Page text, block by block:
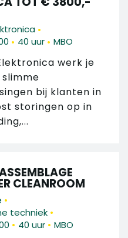
•
• 40 uur • MBO
werk je
bij klanten in
storingen op in
CLEANROOM
•
techniek •
• 40 uur • MBO